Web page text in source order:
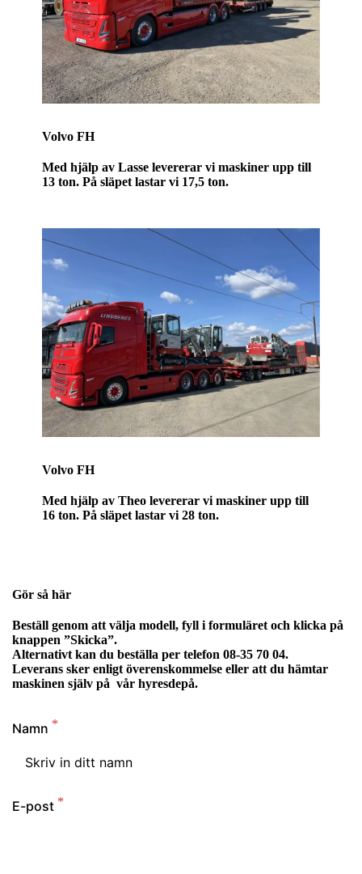
Volvo FH
Med hjälp av Lasse levererar vi maskiner upp till
13 ton. På släpet lastar vi 17,5 ton.
Volvo FH
Medhjälp av Theo levererar vi maskiner upp till
16 ton.På släpet lastar vi 28 ton.
Gör så här
Beställ genom att välja modell, fyll i formuläret och klicka på
knappen ”Skicka”.
Alternativt kan du beställa per telefon 08-35 70 04.
Leverans sker enligt överenskommelse eller att du hämtar
maskinen själv på vår hyresdepå.
Namn
E-post